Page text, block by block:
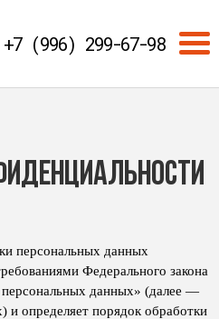
+7 (996) 299-67-98
персональных данных
Федерального закона
данных» (далее —
и определяет порядок обработки